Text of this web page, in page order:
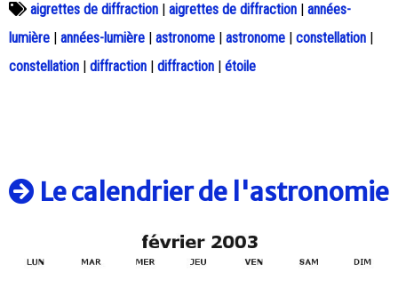
aigrettes de diffraction | aigrettes de diffraction | années-
lumière | années-lumière | astronome | astronome | constellation |
constellation | diffraction | diffraction | étoile
Le calendrier de l'astronomie